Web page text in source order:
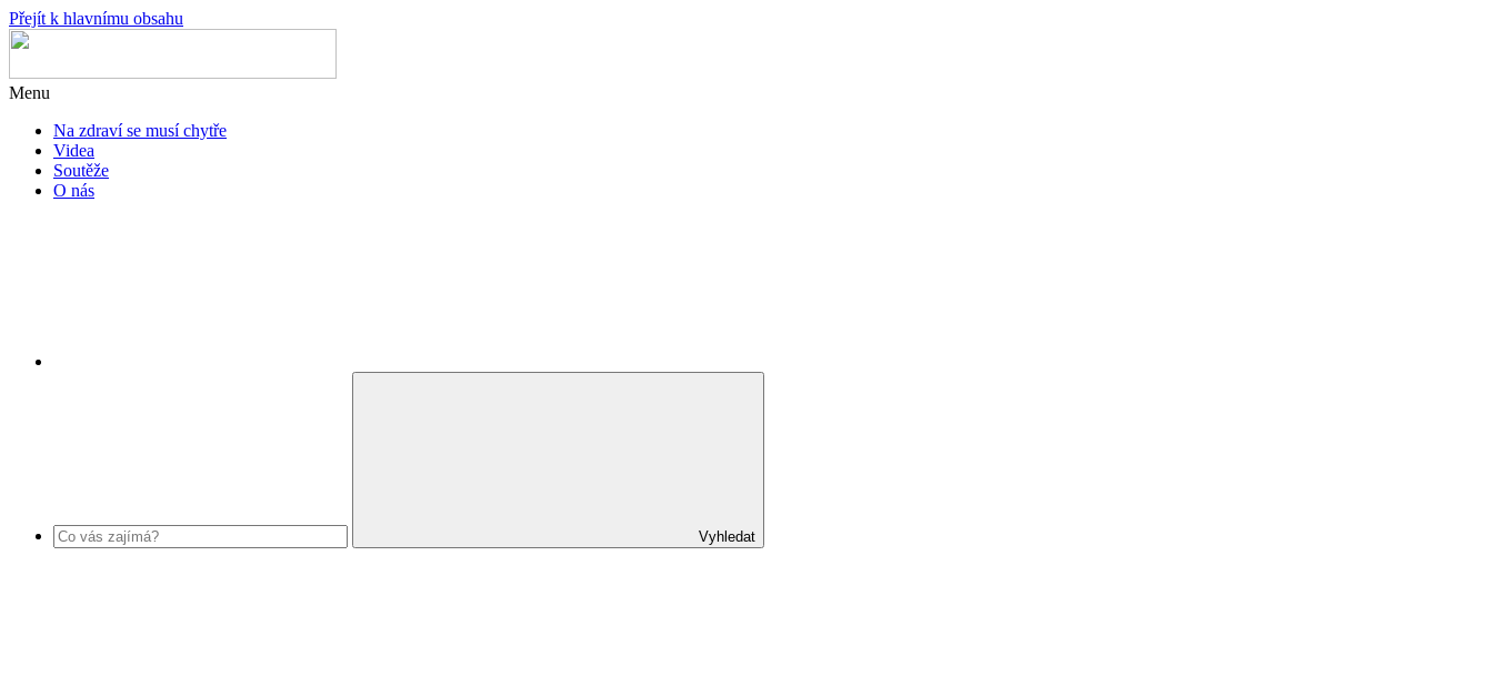
Přejít k hlavnímu obsahu
Menu
Na zdraví se musí chytře
Videa
Soutěže
O nás
Vyhledat